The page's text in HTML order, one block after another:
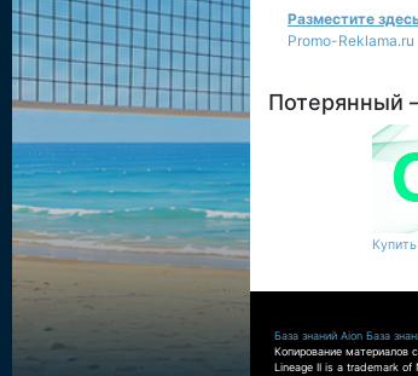
Разместите
Promo-Reklama.ru
Потерянный
База знаний Aion База
Копирование материалов
Lineage II is a trademark